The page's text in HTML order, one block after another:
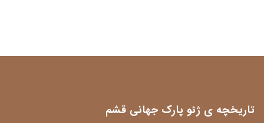
تاریخچه ی ژئو پارک جهانی قشم